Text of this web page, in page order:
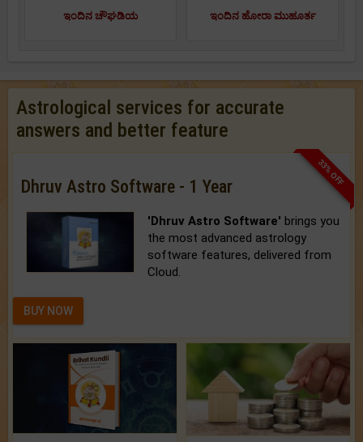
ಇಂದಿನ ಚೌಘಡಿಯ ಇಂದಿನ ಹೋರಾ ಮುಹೂರ್ತ
Astrological services for accurate
answers and better feature
33% OFF
Dhruv Astro Software - 1 Year
'Dhruv Astro Software' brings you
the most advanced astrology
software features, delivered from
Cloud.
BUY NOW